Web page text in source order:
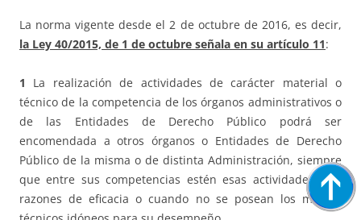
La norma vigente desde el 2 de octubre de 2016, es decir,
la Ley 40/2015, de 1 de octubre señala en su artículo 11:
1
La realización de actividades de carácter material o
técnico de la competencia de los órganos administrativos o
de las Entidades de Derecho Público podrá ser
encomendada a otros órganos o Entidades de Derecho
Público de la misma o de distinta Administración, siempre
que entre sus competencias estén esas actividades, por
razones de eficacia o cuando no se posean los medios